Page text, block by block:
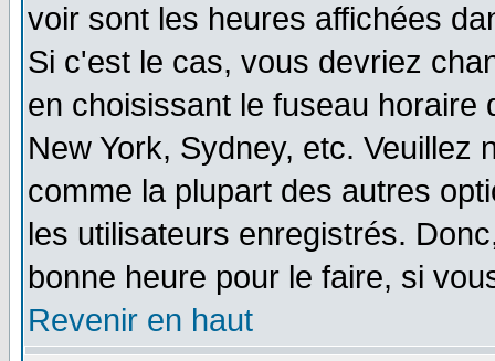
voir sont les heures affichées
Si c'est le cas, vous devriez
en choisissant le fuseau
New York, Sydney, etc. Veuillez
comme la plupart des autres
les utilisateurs enregistrés.
bonne heure pour le faire, si
Revenir en haut